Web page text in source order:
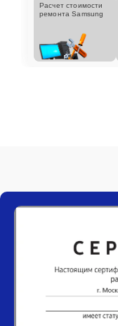
Расчет стоимости
ремонта Samsung